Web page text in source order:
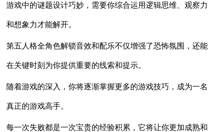
游戏中的谜题设计巧妙，需要你综合运用逻辑思维、观察力
和想象力才能解开。
第五人格全角色解锁音效和配乐不仅增强了恐怖氛围，还能
在关键时刻为你提供重要的线索和提示。
随着游戏的深入，你将逐渐掌握更多的游戏技巧，成为一名
真正的游戏高手。
每一次失败都是一次宝贵的经验积累，它将让你更加成熟和